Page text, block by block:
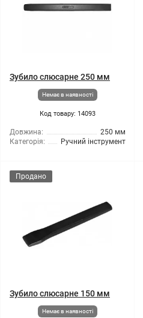
Зубило слюсарне 250 мм
Немає в наявності
Код товару: 14093
Довжина:
250 мм
Категорія:
Ручний інструмент
Продано
Зубило слюсарне 150 мм
Немає в наявності